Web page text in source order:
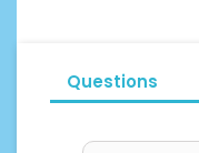
Questions